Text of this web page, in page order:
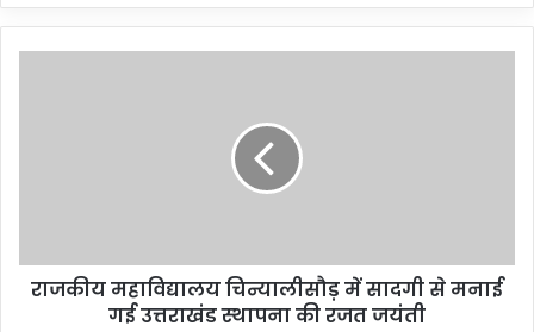
राजकीय महाविद्यालय चिन्यालीसौड़ में सादगी से मनाई
गई उत्तराखंड स्थापना की रजत जयंती